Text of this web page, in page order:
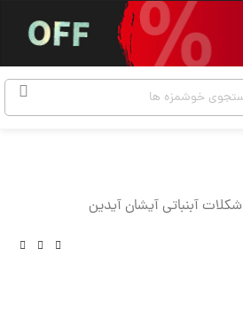
شکلات آبنباتی آیشان آیدین